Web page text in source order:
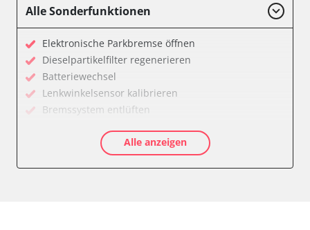
Feststellbremse (EPB / SBC)
Global Positioning System (GPS)
Heckklappe
Klimaanlage
Kombiinstrument
Lenkradwinkel-Sensor
Lenksäuleneinheit
Lichtsteuerung
Medienplayer
Alle Sonderfunktionen
Elektronische Parkbremse öffnen
Dieselpartikelfilter regenerieren
Batteriewechsel
Lenkwinkelsensor kalibrieren
Bremssystem entlüften
AGR Ventil anlernen
Luftmassenmesser anlernen
Alle anzeigen